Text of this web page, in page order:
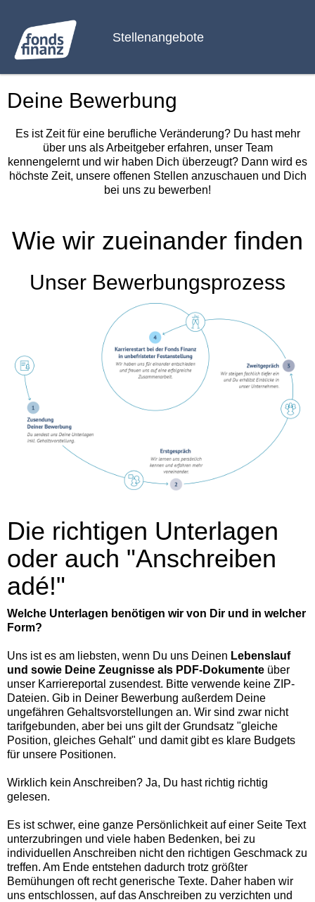
Stellenangebote
Deine Bewerbung
Es ist Zeit für eine berufliche Veränderung? Du hast mehr
über uns als Arbeitgeber erfahren, unser Team
kennengelernt und wir haben Dich überzeugt? Dann wird es
höchste Zeit, unsere offenen Stellen anzuschauen und Dich
bei uns zu bewerben!
Wie wir zueinander finden
Unser Bewerbungsprozess
Die richtigen Unterlagen
oder auch "Anschreiben
adé!"
Welche Unterlagen benötigen wir von Dir und in welcher
Form?
Uns ist es am liebsten, wenn Du uns Deinen Lebenslauf
und sowie Deine Zeugnisse als PDF-Dokumente über
unser Karriereportal zusendest. Bitte verwende keine ZIP-
Dateien. Gib in Deiner Bewerbung außerdem Deine
ungefähren Gehaltsvorstellungen an. Wir sind zwar nicht
tarifgebunden, aber bei uns gilt der Grundsatz "gleiche
Position, gleiches Gehalt" und damit gibt es klare Budgets
für unsere Positionen.
Wirklich kein Anschreiben? Ja, Du hast richtig richtig
gelesen.
Es ist schwer, eine ganze Persönlichkeit auf einer Seite Text
unterzubringen und viele haben Bedenken, bei zu
individuellen Anschreiben nicht den richtigen Geschmack zu
treffen. Am Ende entstehen dadurch trotz größter
Bemühungen oft recht generische Texte. Daher haben wir
uns entschlossen, auf das Anschreiben zu verzichten und